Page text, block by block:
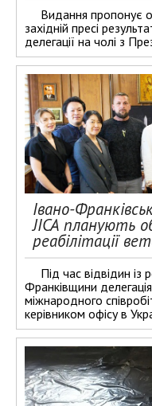
Видання пропонує
західній пресі
делегації на чолі з
Івано-
JICA планують
реабілітації
Під час відвідин
Франківщини
міжнародного
керівником офісу в